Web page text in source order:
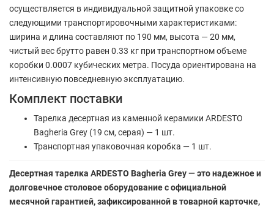
осуществляется в индивидуальной защитной упаковке со
следующими транспортировочными характеристиками:
ширина и длина составляют по 190 мм, высота — 20 мм,
чистый вес брутто равен 0.33 кг при транспортном объеме
коробки 0.0007 кубических метра. Посуда ориентирована на
интенсивную повседневную эксплуатацию.
Комплект поставки
Тарелка десертная из каменной керамики ARDESTO
Bagheria Grey (19 см, серая) — 1 шт.
Транспортная упаковочная коробка — 1 шт.
Десертная тарелка ARDESTO Bagheria Grey — это надежное и
долговечное столовое оборудование с официальной
месячной гарантией, зафиксированной в товарной карточке,